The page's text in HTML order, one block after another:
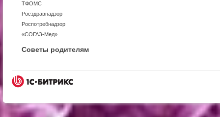
ТФОМС
Росздравнадзор
Роспотребнадзор
«СОГАЗ-Мед»
Советы родителям